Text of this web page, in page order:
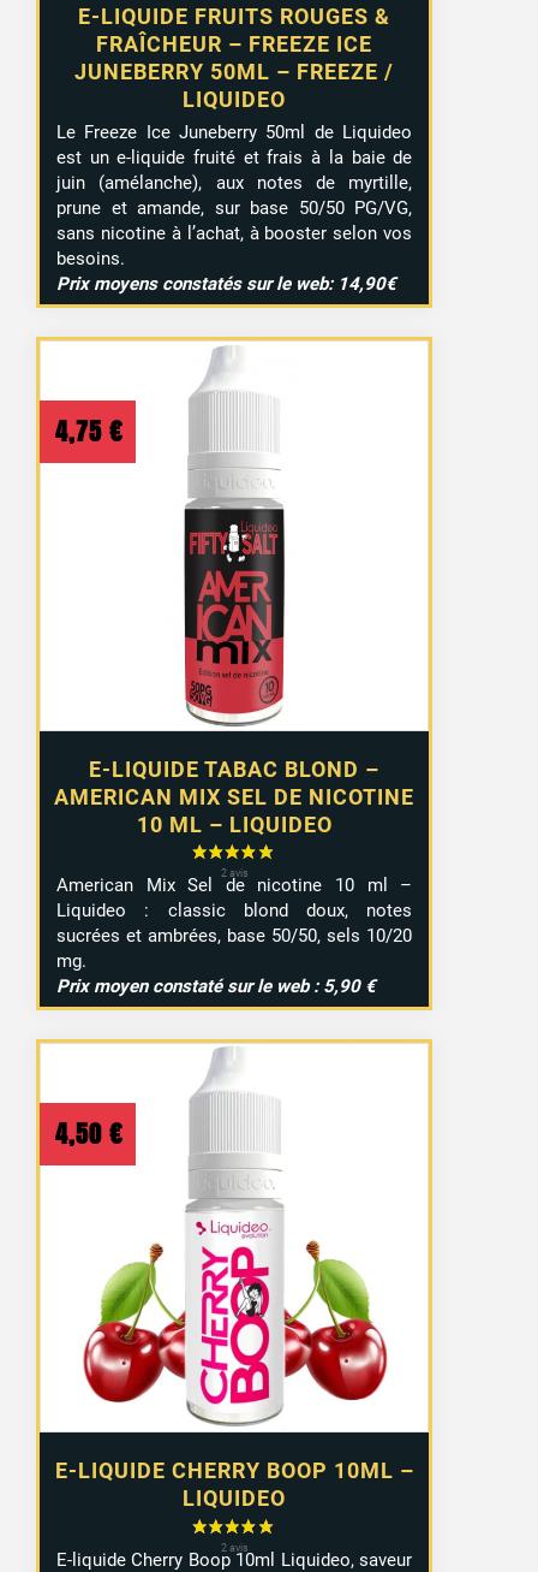
E-LIQUIDE FRUITS ROUGES &
FRAÎCHEUR – FREEZE ICE
JUNEBERRY 50ML – FREEZE /
LIQUIDEO
Le Freeze Ice Juneberry 50ml de Liquideo
est un e-liquide fruité et frais à la baie de
juin (amélanche), aux notes de myrtille,
prune et amande, sur base 50/50 PG/VG,
sans nicotine à l’achat, à booster selon vos
besoins.
Prix moyens constatés sur le web: 14,90€
E-LIQUIDE TABAC BLOND –
AMERICAN MIX SEL DE NICOTINE
10 ML – LIQUIDEO
4,75 €
American Mix Sel de nicotine 10 ml –
Liquideo : classic blond doux, notes
sucrées et ambrées, base 50/50, sels 10/20
mg.
Prix moyen constaté sur le web : 5,90 €
E-LIQUIDE CHERRY BOOP 10ML –
LIQUIDEO
4,50 €
E-liquide Cherry Boop 10ml Liquideo, saveur